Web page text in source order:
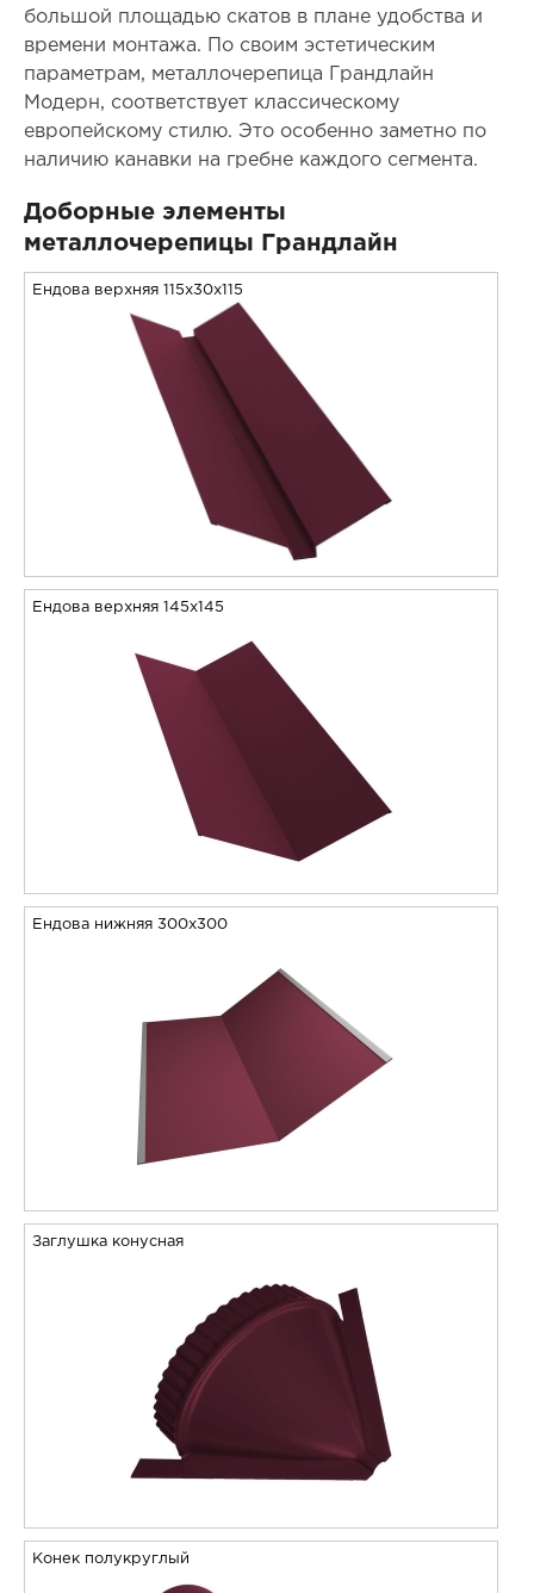
большой площадью скатов в плане удобства и
времени монтажа. По своим эстетическим
параметрам, металлочерепица Грандлайн
Модерн, соответствует классическому
европейскому стилю. Это особенно заметно по
наличию канавки на гребне каждого сегмента.
Доборные элементы
металлочерепицы Грандлайн
Ендова верхняя 115x30x115
Ендова верхняя 145х145
Ендова нижняя 300х300
Заглушка конусная
Конек полукруглый